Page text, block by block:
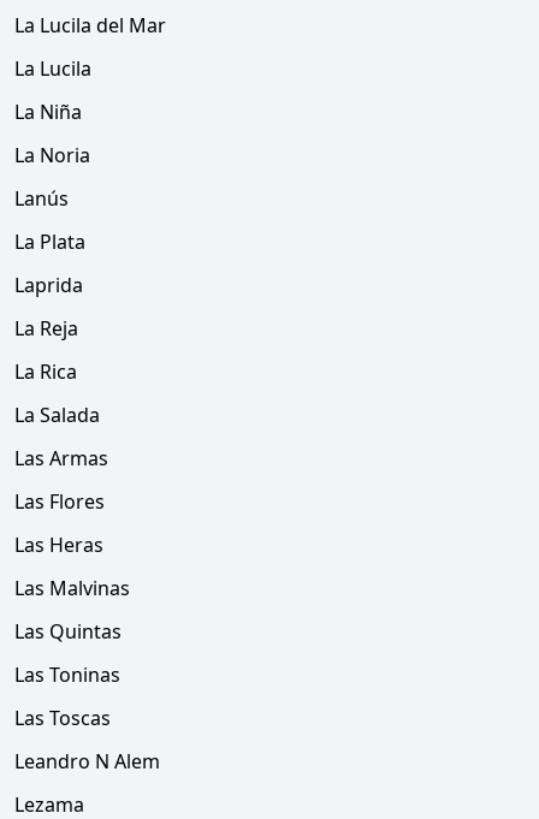
La Lucila del Mar
La Lucila
La Niña
La Noria
Lanús
La Plata
Laprida
La Reja
La Rica
La Salada
Las Armas
Las Flores
Las Heras
Las Malvinas
Las Quintas
Las Toninas
Las Toscas
Leandro N Alem
Lezama